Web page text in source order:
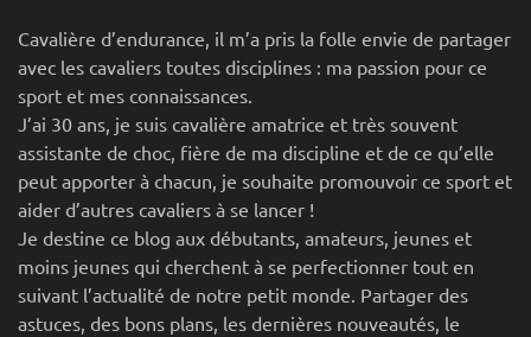
Cavalière d’endurance, il m’a pris la folle envie de partager
avec les cavaliers toutes disciplines : ma passion pour ce
sport et mes connaissances.
J’ai 30 ans, je suis cavalière amatrice et très souvent
assistante de choc, fière de ma discipline et de ce qu’elle
peut apporter à chacun, je souhaite promouvoir ce sport et
aider d’autres cavaliers à se lancer !
Je destine ce blog aux débutants, amateurs, jeunes et
moins jeunes qui cherchent à se perfectionner tout en
suivant l’actualité de notre petit monde. Partager des
astuces, des bons plans, les dernières nouveautés, le